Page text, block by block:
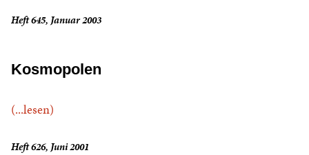
Heft 645, Januar 2003
Kosmopolen
(...lesen)
Heft 626, Juni 2001